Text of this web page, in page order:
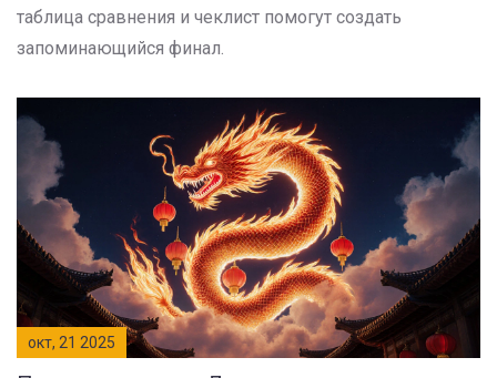
таблица сравнения и чеклист помогут создать
запоминающийся финал.
окт, 21 2025